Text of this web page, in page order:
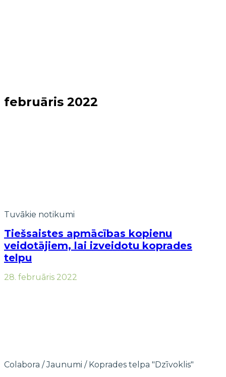
februāris 2022
Tuvākie notikumi
Tiešsaistes apmācības kopienu
veidotājiem, lai izveidotu koprades
telpu
28. februāris 2022
Colabora /Jaunumi / Koprades telpa "Dzīvoklis"